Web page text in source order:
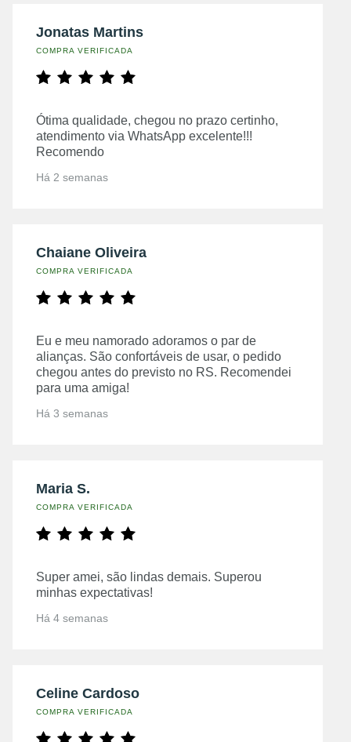
Jonatas Martins
COMPRA VERIFICADA
Ótima qualidade, chegou no prazo certinho,
atendimento via WhatsApp excelente!!!
Recomendo
Há 2 semanas
Chaiane Oliveira
COMPRA VERIFICADA
Eu e meu namorado adoramos o par de
alianças. São confortáveis de usar, o pedido
chegou antes do previsto no RS. Recomendei
para uma amiga!
Há 3 semanas
Maria S.
COMPRA VERIFICADA
Super amei, são lindas demais. Superou
minhas expectativas!
Há 4 semanas
Celine Cardoso
COMPRA VERIFICADA